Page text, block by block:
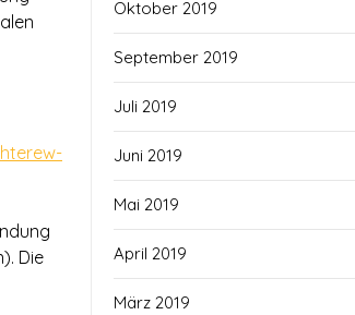
Die
Oktober 2019
September 2019
Juli 2019
Juni 2019
Mai 2019
April 2019
März 2019